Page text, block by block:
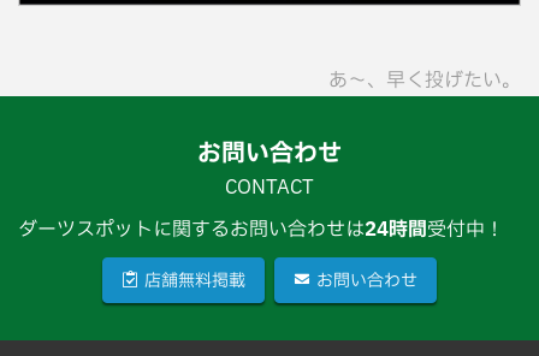
あ〜、早く投げたい。
お問い合わせ
CONTACT
ダーツスポットに関するお問い合わせは24時間受付中！
店舗無料掲載 お問い合わせ